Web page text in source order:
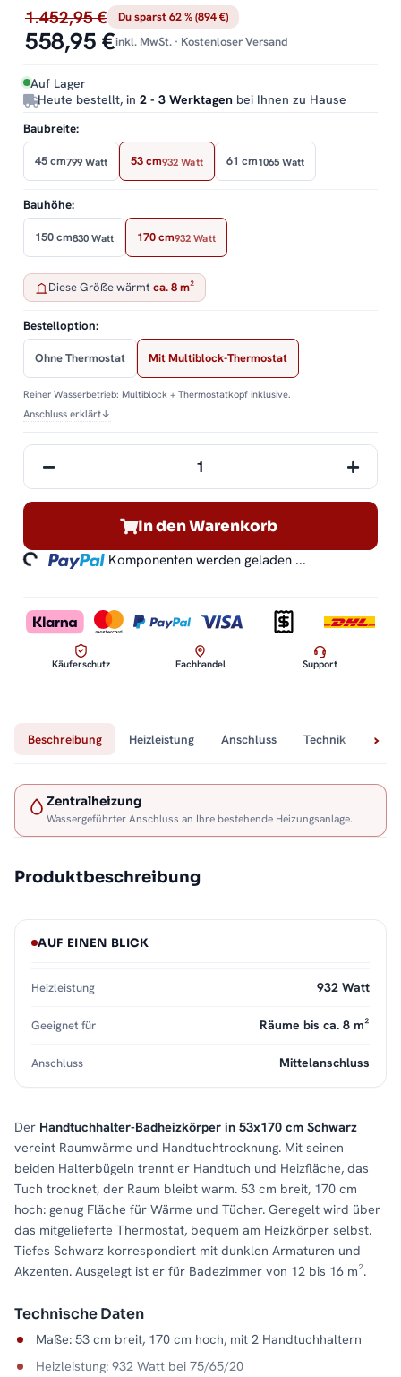
1.452,95 € Du sparst 62 % (894 €)
558,95 €inkl. MwSt. · Kostenloser Versand
Auf Lager
Heute bestellt, in 2 - 3 Werktagen bei Ihnen zu Hause
Baubreite:
45 cm799 Watt 53 cm932 Watt 61 cm1065 Watt
Bauhöhe:
150 cm830 Watt 170 cm932 Watt
Diese Größe wärmt ca. 8 m²
Bestelloption:
Ohne Thermostat Mit Multiblock-Thermostat
Reiner Wasserbetrieb: Multiblock + Thermostatkopf inklusive.
Anschluss erklärt↓
In den Warenkorb
Komponenten werden geladen ...
Käuferschutz Fachhandel Support
Beschreibung Heizleistung Anschluss Technik
Zentralheizung
Wassergeführter Anschluss an Ihre bestehende Heizungsanlage.
Produktbeschreibung
Der Handtuchhalter-Badheizkörper in 53x170 cm Schwarz
vereint Raumwärme und Handtuchtrocknung. Mit seinen
beiden Halterbügeln trennt er Handtuch und Heizfläche, das
Tuch trocknet, der Raum bleibt warm. 53 cm breit, 170 cm
hoch: genug Fläche für Wärme und Tücher. Geregelt wird über
das mitgelieferte Thermostat, bequem am Heizkörper selbst.
Tiefes Schwarz korrespondiert mit dunklen Armaturen und
Akzenten. Ausgelegt ist er für Badezimmer von 12 bis 16 m².
Technische Daten
Maße: 53 cm breit, 170 cm hoch, mit 2 Handtuchhaltern
Heizleistung: 932 Watt bei 75/65/20
AUF EINEN BLICK
Heizleistung 932 Watt
Geeignet für Räume bis ca. 8 m²
Anschluss Mittelanschluss